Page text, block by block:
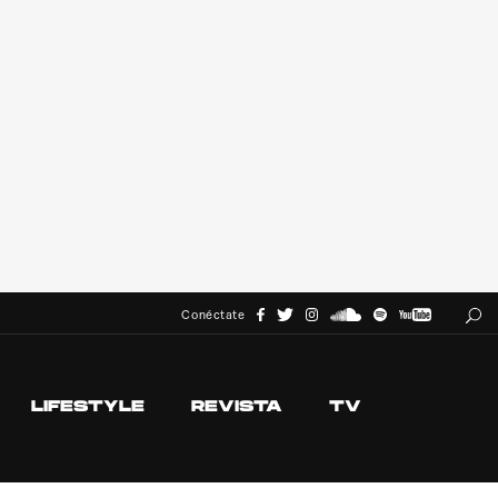
Conéctate
LIFESTYLE REVISTA TV